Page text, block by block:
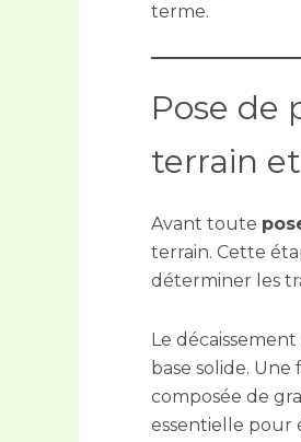
terme.
Pose de
terrain
Avant toute
terrain. Cette
déterminer les
Le
base solide.
composée de
essentielle pour